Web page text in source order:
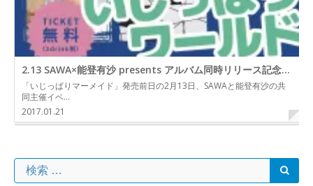
2.13 SAWA×能登有沙 presents アルバム同時リリース記念無料ツーマンイベント「いじっぱりワールド」
「いじっぱりマーメイド」発売前日の2月13日、SAWAと能登有沙の共
同主催イベ…
2017.01.21